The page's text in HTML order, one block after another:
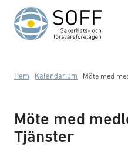
Hoppa till innehåll
Hem Kalendarium Möte med
Möte med
Tjänster
Business meeting with